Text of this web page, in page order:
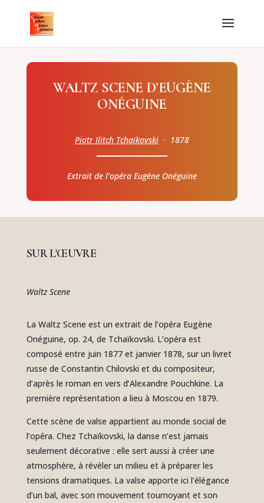
WALTZ SCENE D’EUGÈNE
ONÉGUINE
Piotr Ilitch Tchaïkovski· 1878
Extrait de l’opéra Eugène Onéguine
SUR L'ŒUVRE
Waltz Scene
La Waltz Scene est un extrait de l’opéra Eugène
Onéguine, op. 24, de Tchaïkovski. L’opéra est
composé entre juin 1877 et janvier 1878, sur un livret
russe de Constantin Chilovski et du compositeur,
d’après le roman en vers d’Alexandre Pouchkine. La
première représentation a lieu à Moscou en 1879.
Cette scène de valse appartient au monde social de
l’opéra. Chez Tchaïkovski, la danse n’est jamais
seulement décorative : elle sert aussi à créer une
atmosphère, à révéler un milieu et à préparer les
tensions dramatiques. La valse apporte ici l’élégance
d’un bal, avec son mouvement tournoyant et son